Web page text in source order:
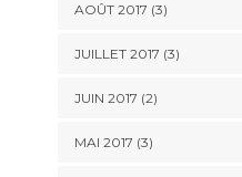
AOÛT 2017 (3)
JUILLET 2017 (3)
JUIN 2017 (2)
MAI 2017 (3)